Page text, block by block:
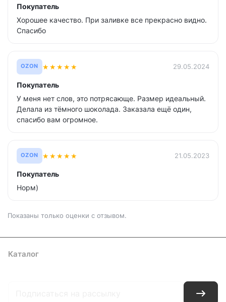
Покупатель
Хорошее качество. При заливке все прекрасно видно.
Спасибо
OZON ★★★★★ 29.05.2024
Покупатель
У меня нет слов, это потрясающе. Размер идеальный.
Делала из тёмного шоколада. Заказала ещё один,
спасибо вам огромное.
OZON ★★★★★ 21.05.2023
Покупатель
Норм)
Показаны только оценки с отзывом.
Каталог